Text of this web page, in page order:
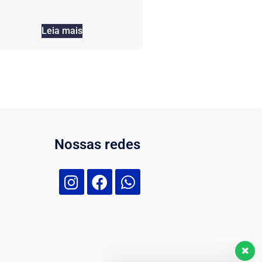
Leia mais
Nossas redes
Nossa equipe de suporte ao cliente